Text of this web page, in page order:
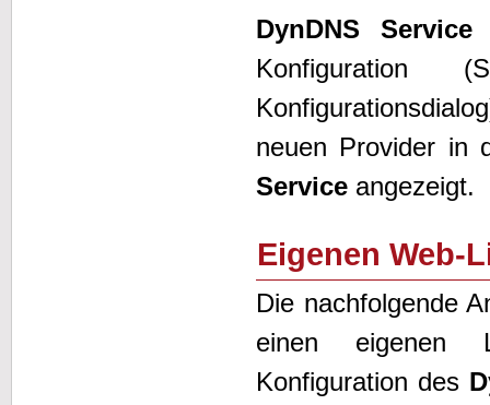
DynDNS Service
Konfiguration
neuen Provider in
Serviceangezeigt.
Eigenen Web-
Die nachfolgende
einen eigenen
Konfiguration des